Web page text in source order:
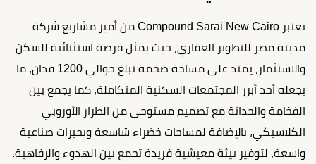
يعتبر Compound Sarai New Cairo من أميز مشاريع شركة
مدينة مصر للتطوير العقاري، حيث يمثل فرصة استثنائية للسكن
والاستثمار، يمتد على مساحة ضخمة تبلغ حوالي 1200 فدان، ما
يجعله أحد أبرز المجتمعات السكنية المتكاملة، كما يجمع بين
الفخامة والحداثة مع تصميم مستوحى من الطراز الأوروبي
الكلاسيكي، بالإضافة لمساحات خضراء شاسعة وبحيرات صناعية
واسعة، لتوفير بيئة معيشية فريدة تجمع بين الهدوء والرفاهية.